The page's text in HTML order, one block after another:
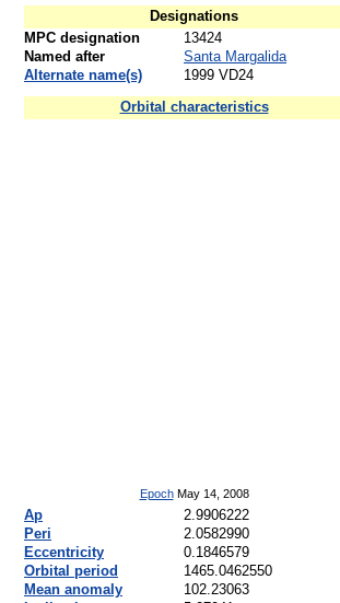
Designations
MPC designation
13424
Named after
Santa Margalida
Alternate name(s)
1999 VD24
Orbital characteristics
EpochMay 14, 2008
Ap
2.9906222
Peri
2.0582990
Eccentricity
0.1846579
Orbital period
1465.0462550
Mean anomaly
102.23063